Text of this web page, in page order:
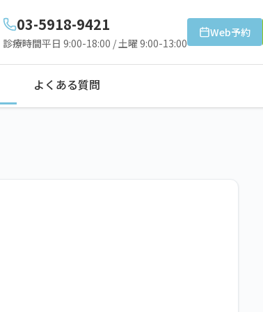
03-5918-9421
診療時間平日 9:00-18:00 / 土曜 9:00-13:00
Web予約
よくある質問